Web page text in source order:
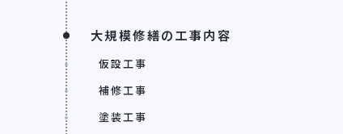
大規模修繕の工事内容
仮設工事
補修工事
塗装工事